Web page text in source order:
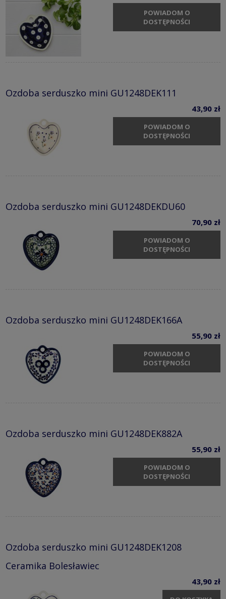
POWIADOM O
DOSTĘPNOŚCI
Ozdoba serduszko mini GU1248DEK111
43,90 zł
POWIADOM O
DOSTĘPNOŚCI
Ozdoba serduszko mini GU1248DEKDU60
70,90 zł
POWIADOM O
DOSTĘPNOŚCI
Ozdoba serduszko mini GU1248DEK166A
55,90 zł
POWIADOM O
DOSTĘPNOŚCI
Ozdoba serduszko mini GU1248DEK882A
55,90 zł
POWIADOM O
DOSTĘPNOŚCI
Ozdoba serduszko mini GU1248DEK1208
Ceramika Bolesławiec
43,90 zł